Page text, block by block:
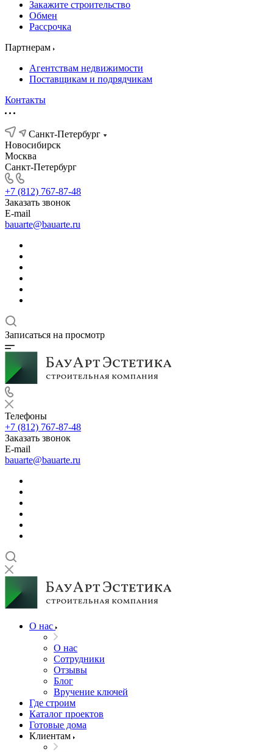
Закажите строительство
Обмен
Рассрочка
Партнерам
Агентствам недвижимости
Поставщикам и подрядчикам
Контакты
Санкт-Петербург
Новосибирск
Москва
Санкт-Петербург
+7 (812) 767-87-48
Заказать звонок
E-mail
bauarte@bauarte.ru
Записаться на просмотр
Телефоны
+7 (812) 767-87-48
Заказать звонок
E-mail
bauarte@bauarte.ru
О нас
О нас
Сотрудники
Отзывы
Блог
Вручение ключей
Где строим
Каталог проектов
Готовые дома
Клиентам